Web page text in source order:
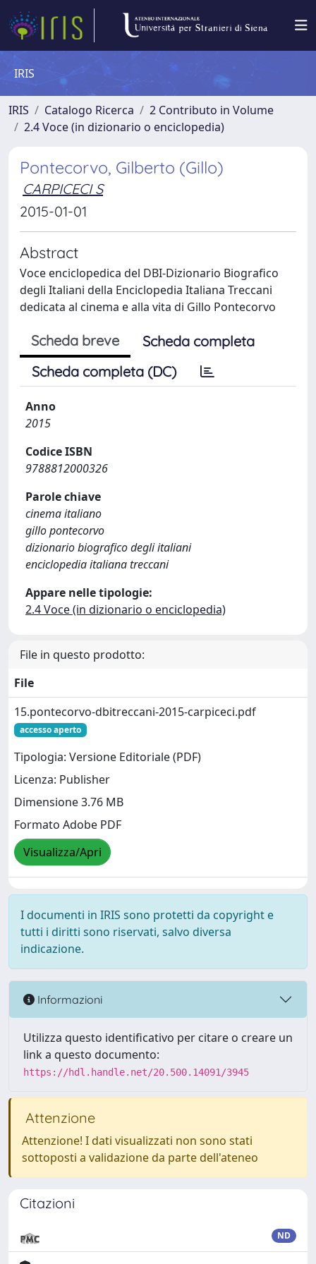
IRIS
IRIS Catalogo Ricerca
2 Contributo in Volume
2.4 Voce (in dizionario o enciclopedia)
Pontecorvo, Gilberto (Gillo)
CARPICECI S
2015-01-01
Abstract
Voce enciclopedica del DBI-Dizionario Biografico
degli Italiani della Enciclopedia Italiana Treccani
dedicata al cinema e alla vita di Gillo Pontecorvo
Scheda breve
Scheda completa
Scheda completa (DC)
Anno
2015
Codice ISBN
9788812000326
Parole chiave
cinema italiano
gillo pontecorvo
dizionario biografico degli italiani
enciclopedia italiana treccani
Appare nelle tipologie:
2.4 Voce (in dizionario o enciclopedia)
File in questo prodotto:
File
15.pontecorvo-dbitreccani-2015-carpiceci.pdf
accesso aperto
Tipologia: Versione Editoriale (PDF)
Licenza: Publisher
Dimensione 3.76 MB
Formato Adobe PDF
Visualizza/Apri
I documenti in IRIS sono protetti da copyright e
tutti i diritti sono riservati, salvo diversa
indicazione.
Informazioni
Utilizza questo identificativo per citare o creare un
link a questo documento:
https://hdl.handle.net/20.500.14091/3945
Attenzione
Attenzione! I dati visualizzati non sono stati
sottoposti a validazione da parte dell'ateneo
Citazioni
ND